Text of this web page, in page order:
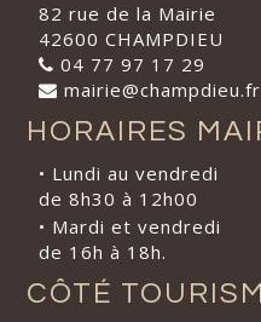
82 rue de la Mairie
42600 CHAMPDIEU
04 77 97 17 29
mairie@champdieu.fr
HORAIRES
• Lundi au vendredi
de 8h30 à 12h00
• Mardi et vendredi
de 16h à 18h.
CÔTÉ